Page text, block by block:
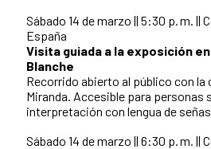
Sábado 14 de marzo || 5:30 p. m. ||
España
Visita guiada a la exposición
Blanche
Recorrido abierto al público con la
Miranda. Accesible para personas
interpretación con lengua de
Sábado 14 de marzo || 6:30 p. m. ||